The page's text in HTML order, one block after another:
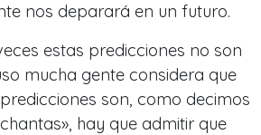
nos deparará en un futuro.
estas predicciones no son
mucha gente considera que
son, como decimos
hay que admitir que